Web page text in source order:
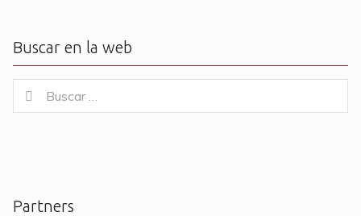
Buscar en la web
for:
Buscar
Partners